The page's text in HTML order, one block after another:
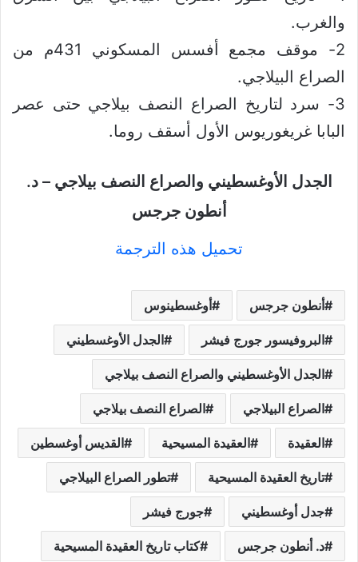
والغرب.
2- موقف مجمع أفسس المسكوني 431م من
الصراع البيلاجي.
3- سرد لتاريخ الصراع النصف بيلاجي حتى عصر
البابا غريغوريوس الأول أسقف روما.
الجدل الأوغسطيني والصراع النصف بيلاجي – د.
أنطون جرجس
تحميل هذه الترجمة
أنطون جرجس أوغسطينوس
البروفيسور جورج فيشر الجدل الأوغسطيني
الجدل الأوغسطيني والصراع النصف بيلاجي
الصراع البيلاجي الصراع النصف بيلاجي
العقيدة العقيدة المسيحية القديس أوغسطين
تاريخ العقيدة المسيحية تطور الصراع البيلاجي
جدل أوغسطيني جورج فيشر
د. أنطون جرجس كتاب تاريخ العقيدة المسيحية